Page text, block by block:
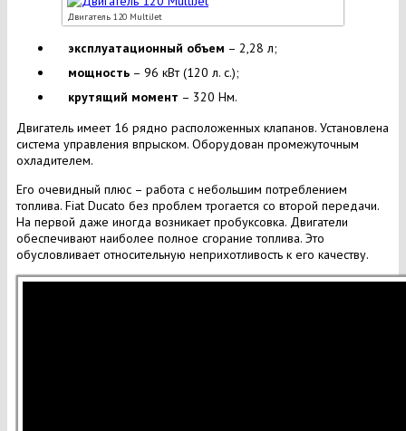
Двигатель 120 MultiJet
эксплуатационный объем – 2,28 л;
мощность – 96 кВт (120 л. с.);
крутящий момент – 320 Нм.
Двигатель имеет 16 рядно расположенных клапанов. Установлена
система управления впрыском. Оборудован промежуточным
охладителем.
Его очевидный плюс – работа с небольшим потреблением
топлива. Fiat Ducato без проблем трогается со второй передачи.
На первой даже иногда возникает пробуксовка. Двигатели
обеспечивают наиболее полное сгорание топлива. Это
обусловливает относительную неприхотливость к его качеству.